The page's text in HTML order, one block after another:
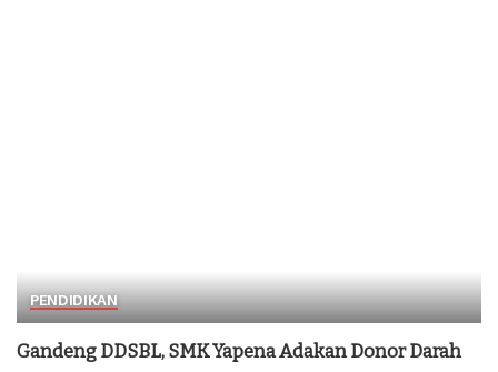
PENDIDIKAN
Gandeng DDSBL, SMK Yapena Adakan Donor Darah